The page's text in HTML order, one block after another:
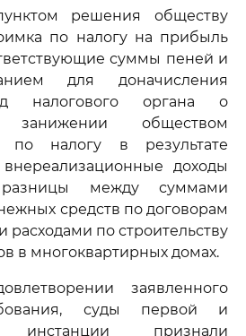
решения обществу
по налогу на прибыль
суммы пеней и
для доначисления
налогового органа о
занижении обществом
по налогу в результате
доходы
разницы между суммами
средств по договорам
расходами по строительству
в многоквартирных домах.
заявленного
суды первой и
инстанции признали